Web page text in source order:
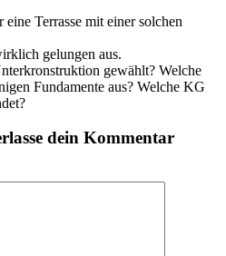
Terrasse mit einer solchen
gelungen aus.
gewählt? Welche
Fundamente aus? Welche KG
dein Kommentar